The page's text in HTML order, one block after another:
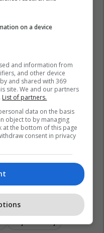
Bajram Gecaj
on a device
and information from
and other device
and shared with 369
site. We and our partners
List of partners.
data on the basis
object to by managing
at the bottom of this page
consent in privacy